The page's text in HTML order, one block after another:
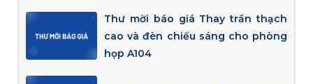
Thư mời báo giá Thay trần thạch
cao và đèn chiếu sáng cho phòng
họp A104